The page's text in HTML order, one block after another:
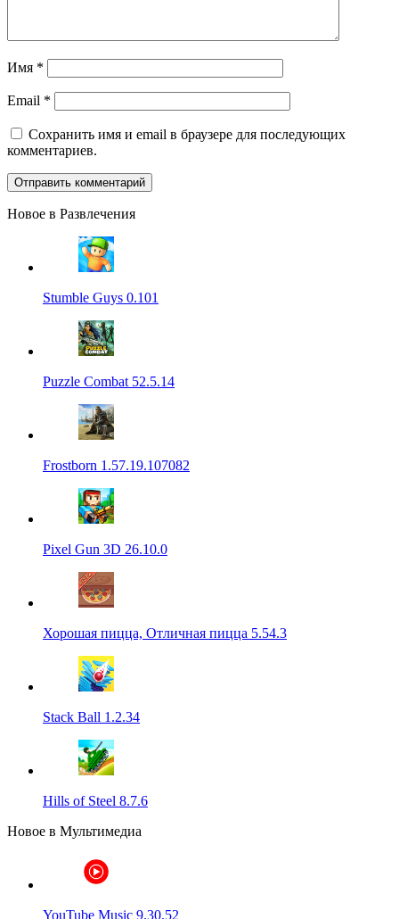
Имя *
Email *
Сохранить имя и email в браузере для последующих
комментариев.
Новое в Развлечения
Stumble Guys 0.101
Puzzle Combat 52.5.14
Frostborn 1.57.19.107082
Pixel Gun 3D 26.10.0
Хорошая пицца, Отличная пицца 5.54.3
Stack Ball 1.2.34
Hills of Steel 8.7.6
Новое в Мультимедиа
YouTube Music 9.30.52